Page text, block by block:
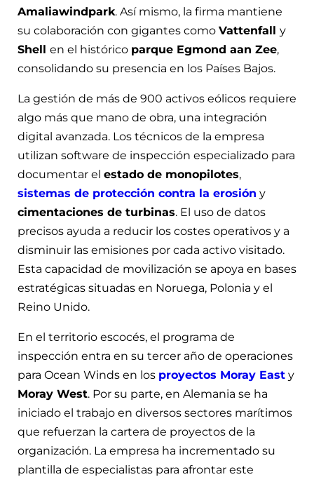
Amaliawindpark. Así mismo, la firma mantiene
su colaboración con gigantes como Vattenfall y
Shell en el histórico parque Egmond aan Zee,
consolidando su presencia en los Países Bajos.
La gestión de más de 900 activos eólicos requiere
algo más que mano de obra, una integración
digital avanzada. Los técnicos de la empresa
utilizan software de inspección especializado para
documentar el estado de monopilotes,
sistemas de protección contra la erosión y
cimentaciones de turbinas. El uso de datos
precisos ayuda a reducir los costes operativos y a
disminuir las emisiones por cada activo visitado.
Esta capacidad de movilización se apoya en bases
estratégicas situadas en Noruega, Polonia y el
Reino Unido.
En el territorio escocés, el programa de
inspección entra en su tercer año de operaciones
para Ocean Winds en los proyectos Moray East y
Moray West. Por su parte, en Alemania se ha
iniciado el trabajo en diversos sectores marítimos
que refuerzan la cartera de proyectos de la
organización. La empresa ha incrementado su
plantilla de especialistas para afrontar este